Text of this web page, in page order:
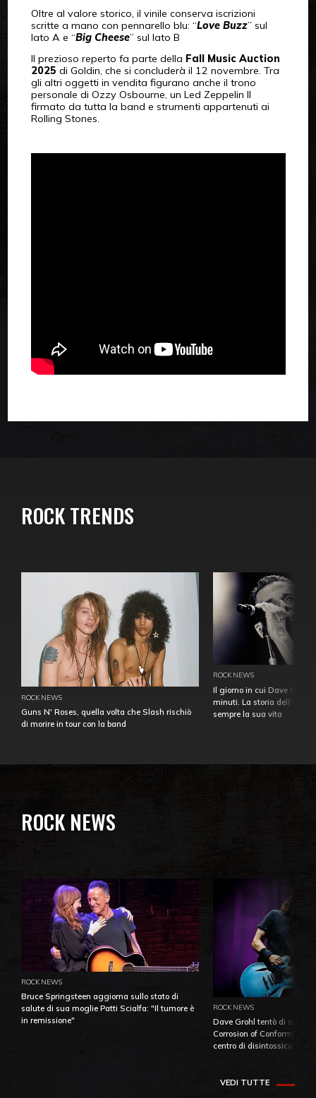
Oltre al valore storico, il vinile conserva iscrizioni
scritte a mano con pennarello blu: “Love Buzz” sul
lato A e “Big Cheese” sul lato B
Il prezioso reperto fa parte della Fall Music Auction
2025 di Goldin, che si concluderà il 12 novembre. Tra
gli altri oggetti in vendita figurano anche il trono
personale di Ozzy Osbourne, un Led Zeppelin II
firmato da tutta la band e strumenti appartenuti ai
Rolling Stones.
ROCK TRENDS
ROCK NEWS
Guns N' Roses, quella volta che Slash rischiò
di morire in tour con la band
ROCK NEWS
Il giorno in cui Dave
minuti. La storia
sempre la sua vita
ROCK NEWS
ROCK NEWS
Bruce Springsteen aggiorna sullo stato di
salute di sua moglie Patti Scialfa: "Il tumore è
in remissione"
ROCK NEWS
Dave Grohl tentò di
Corrosion of Conformity
centro di
VEDI TUTTE